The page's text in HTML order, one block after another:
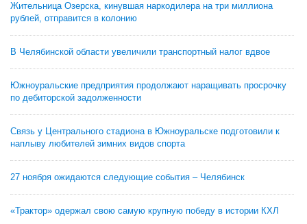
Жительница Озерска, кинувшая наркодилера на три миллиона
рублей, отправится в колонию
В Челябинской области увеличили транспортный налог вдвое
Южноуральские предприятия продолжают наращивать просрочку
по дебиторской задолженности
Связь у Центрального стадиона в Южноуральске подготовили к
наплыву любителей зимних видов спорта
27 ноября ожидаются следующие события – Челябинск
«Трактор» одержал свою самую крупную победу в истории КХЛ